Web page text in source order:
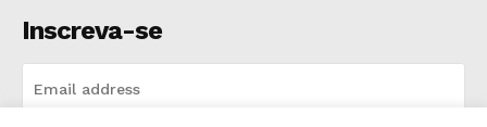
Inscreva-se